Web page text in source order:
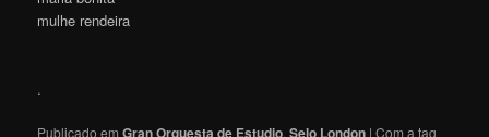
mulhe rendeira
.
Publicado em Gran Orquesta de Estudio,Selo London |Com a tag